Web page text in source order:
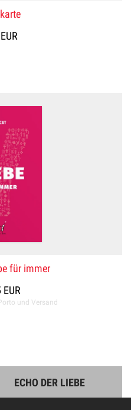
für immer
und Versand
ECHO DER LIEBE